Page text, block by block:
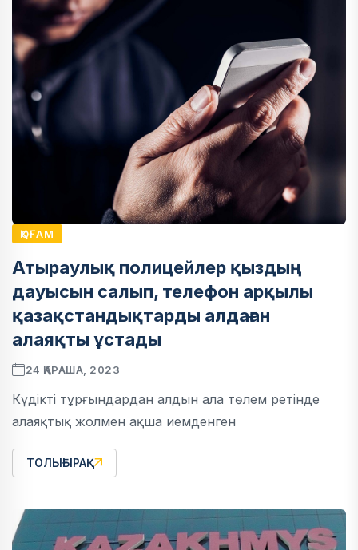
ҚОҒАМ
Атыраулық полицейлер қыздың
дауысын салып, телефон арқылы
қазақстандықтарды алдаған
алаяқты ұстады
24 ҚАРАША, 2023
Күдікті тұрғындардан алдын ала төлем ретінде
алаяқтық жолмен ақша иемденген
ТОЛЫҒЫРАҚ